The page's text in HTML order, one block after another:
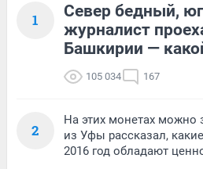
1
Север бедный,
журналист
Башкирии —
105 034 167
2
На этих монетах можно
из Уфы рассказал,
2016 год обладают